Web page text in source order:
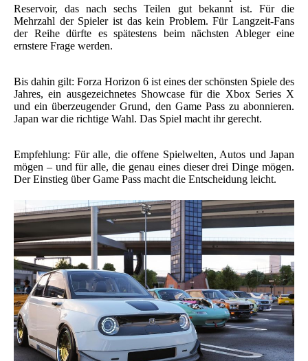
Reservoir, das nach sechs Teilen gut bekannt ist. Für die
Mehrzahl der Spieler ist das kein Problem. Für Langzeit-Fans
der Reihe dürfte es spätestens beim nächsten Ableger eine
ernstere Frage werden.
Bis dahin gilt: Forza Horizon 6 ist eines der schönsten Spiele des
Jahres, ein ausgezeichnetes Showcase für die Xbox Series X
und ein überzeugender Grund, den Game Pass zu abonnieren.
Japan war die richtige Wahl. Das Spiel macht ihr gerecht.
Empfehlung: Für alle, die offene Spielwelten, Autos und Japan
mögen – und für alle, die genau eines dieser drei Dinge mögen.
Der Einstieg über Game Pass macht die Entscheidung leicht.